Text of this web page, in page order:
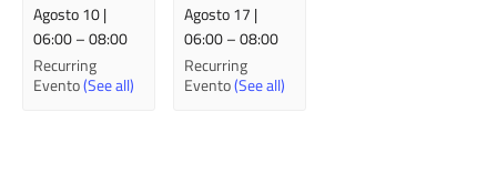
Agosto 10 |
06:00–08:00
Recurring
Evento(See all)
Agosto 17 |
06:00–08:00
Recurring
Evento(See all)